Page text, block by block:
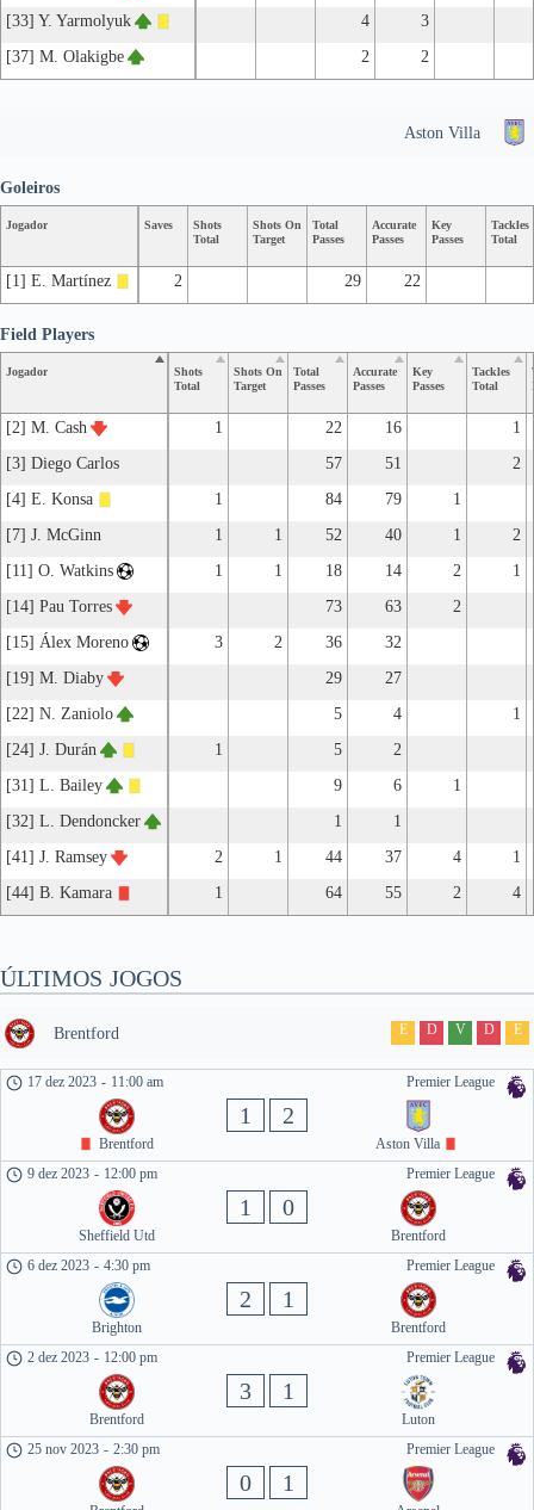
[33] Y. Yarmolyuk
4
3
[37] M. Olakigbe
2 2
Aston Villa
Jogador Saves
Shots
Total
Shots On
Target
Total
Passes
Accurate
Passes
Key
Passes
Tackles
Total
[1] E. Martínez 2 29 22
Goleiros
Jogador
Shots
Total
Shots On
Target
Total
Passes
Accurate
Passes
Key
Passes
Tackles
Total
[2] M. Cash 1 22 16
1
[3] Diego Carlos
57 51
2
[4] E. Konsa
1 84 79
1
[7] J. McGinn
1 1 52 40 1
2
[11] O. Watkins
1 1 18 14 2
1
[14] Pau Torres
73 63
2
[15] Álex Moreno
3 2 36
32
[19] M. Diaby
29
27
[22] N. Zaniolo
5 4
1
[24] J. Durán
1 5
2
[31] L. Bailey
9 6
1
[32] L. Dendoncker
1
1
[41] J. Ramsey
2 1 44 37 4
1
[44] B. Kamara
1 64 55 2 4
Field Players
ÚLTIMOS JOGOS
Brentford E D V D E
Premier League
17 dez 2023 - 11:00 am
Brentford
1 2
Aston Villa
Premier League
9 dez 2023 - 12:00 pm
Sheffield Utd
1 0
Brentford
Premier League
6 dez 2023 - 4:30 pm
Brighton
2 1
Brentford
Premier League
2 dez 2023 - 12:00 pm
Brentford
3 1
Luton
Premier League
25 nov 2023 - 2:30 pm
0 1